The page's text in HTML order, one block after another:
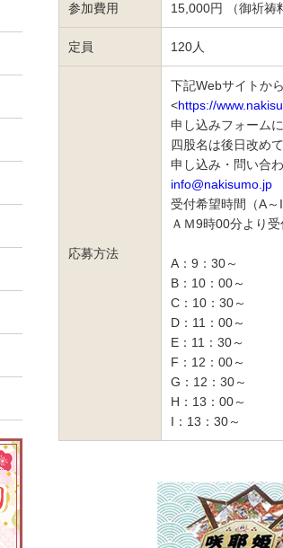
参加費用 15,000円 （御祈祷
定員 120人
応募方法
下記Webサイトか
<https://
申し込みフォーム
四股名は後日改め
申し込み・問い合
info@nakisumo.jp
受付希望時間（A～
ＡＭ9時00分より
A：9：30～
B：10：00～
C：10：30～
D：11：00～
E：11：30～
F：12：00～
G：12：30～
H：13：00～
I：13：30～